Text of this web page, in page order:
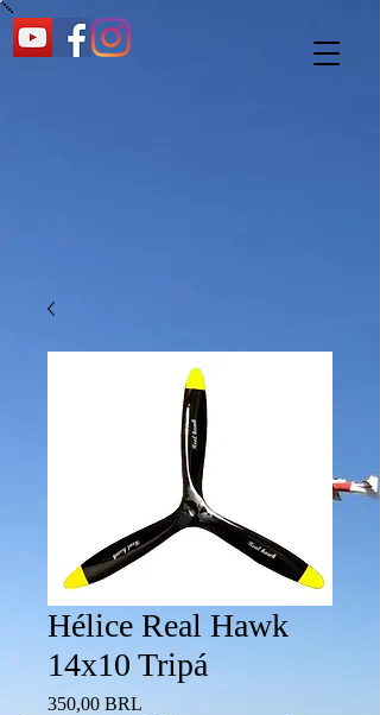
Hélice Real Hawk
14x10 Tripá
350,00 BRL